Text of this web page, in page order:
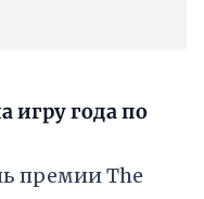
игру года по
премии The